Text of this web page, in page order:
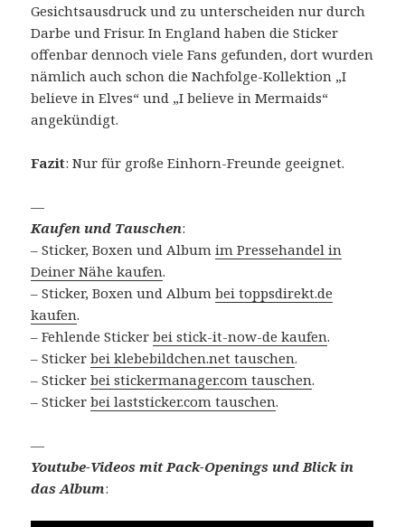
Gesichtsausdruck und zu unterscheiden nur durch
Darbe und Frisur. In England haben die Sticker
offenbar dennoch viele Fans gefunden, dort wurden
nämlich auch schon die Nachfolge-Kollektion „I
believe in Elves“ und „I believe in Mermaids“
angekündigt.
Fazit: Nur für große Einhorn-Freunde geeignet.
—
Kaufen und Tauschen:
– Sticker, Boxen und Albumim Pressehandel in
Deiner Nähe kaufen.
– Sticker, Boxen und Albumbei toppsdirekt.de
kaufen.
– Fehlende Stickerbei stick-it-now-de kaufen.
– Stickerbei klebebildchen.net tauschen.
– Stickerbei stickermanager.com tauschen.
– Stickerbei laststicker.com tauschen.
—
Youtube-Videos mit Pack-Openings und Blick in
das Album: